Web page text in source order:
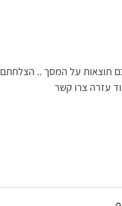
תוצאות על המסך .. הצלחתם
עזרה צרו קשר